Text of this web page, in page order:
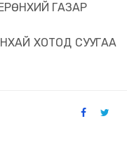
ГАЗАР
ХОТОД СУУГАА